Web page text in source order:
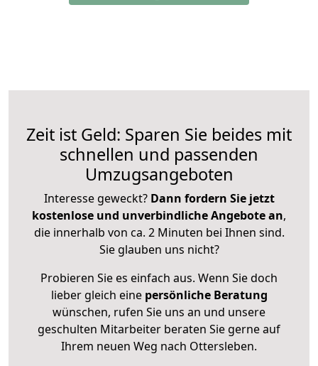
Zeit ist Geld: Sparen Sie beides mit
schnellen und passenden
Umzugsangeboten
Interesse geweckt? Dann fordern Sie jetzt
kostenlose und unverbindliche Angebote an,
die innerhalb von ca. 2 Minuten bei Ihnen sind.
Sie glauben uns nicht?
Probieren Sie es einfach aus. Wenn Sie doch
lieber gleich eine persönliche Beratung
wünschen, rufen Sie uns an und unsere
geschulten Mitarbeiter beraten Sie gerne auf
Ihrem neuen Weg nach Ottersleben.